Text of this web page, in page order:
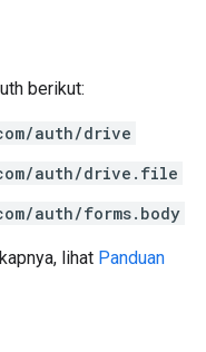
berikut:
auth/drive
auth/drive.file
auth/forms.body
lihat Panduan